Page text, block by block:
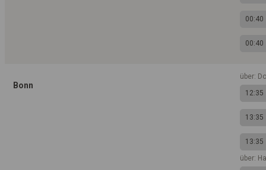
00:40
00:40
Bonn
über:
12:35
13:35
13:35
über: